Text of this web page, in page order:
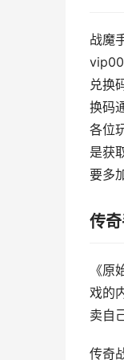
战魔
兑换
换码
各位
是获
要多
传
《
戏的
卖自
传奇